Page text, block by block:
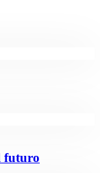
futuro